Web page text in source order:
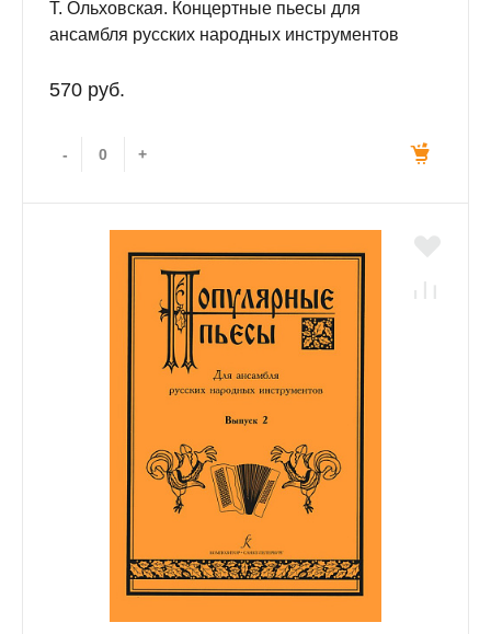
Т. Ольховская. Концертные пьесы для
ансамбля русских народных инструментов
570 руб.
- +